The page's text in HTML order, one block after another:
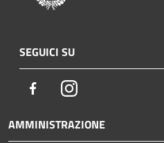
SEGUICI SU
FacebookInstagram
AMMINISTRAZIONE